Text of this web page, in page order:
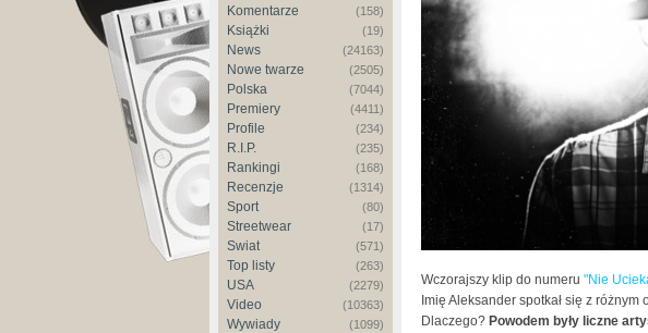
Komentarze (158)
Książki (19)
News (24163)
Nowe twarze (2505)
Polska (7044)
Premiery (4411)
Profile (234)
R.I.P. (235)
Rankingi (168)
Recenzje (1314)
Sport (80)
Streetwear (17)
Świat (571)
Top listy (263)
USA (2279)
Video (10363)
Wywiady (1099)
Wczorajszy klip do numeru "Nie
Imię Aleksander spotkał się z
Dlaczego? Powodem były liczne